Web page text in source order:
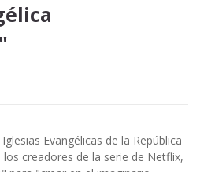
Evangélicas de la República
creadores de la serie de Netflix,